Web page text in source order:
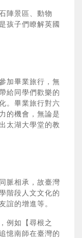
陣景區、動物
孩子們瞭解英國
畢業旅行，無
給同學們歡樂的
。畢業旅行對六
的機會，無論是
太湖大學堂的教
脈相承，故臺灣
階段人文文化的
誼的增進等。
例如【尋根之
憶南師在臺灣的